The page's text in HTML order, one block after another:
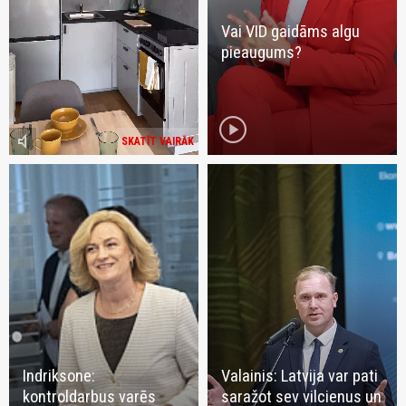
SKATĪT VAIRĀK
volume_mute
Vai VID gaidāms algu
pieaugums?
play_circle
Indriksone:
kontroldarbus varēs
Valainis: Latvija var pati
saražot sev vilcienus un